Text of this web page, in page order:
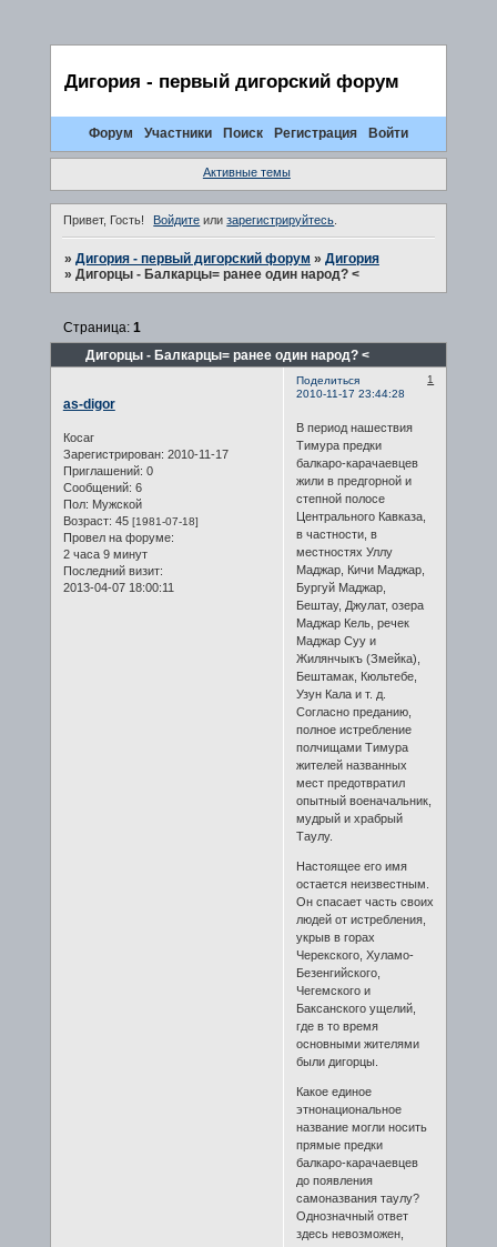
Дигория - первый дигорский форум
Форум Участники Поиск Регистрация Войти
Активные темы
Привет, Гость! Войдите илизарегистрируйтесь.
» Дигория - первый дигорский форум » Дигория
» Дигорцы - Балкарцы= ранее один народ? <
Дигорцы - Балкарцы= ранее один народ? <
Страница: 1
Поделиться
1
2010-11-17 23:44:28
as-digor
Косаг
Зарегистрирован: 2010-11-17
Приглашений: 0
Сообщений: 6
Пол: Мужской
Возраст: 45 [1981-07-18]
Провел на форуме:
2 часа 9 минут
Последний визит:
2013-04-07 18:00:11
B период нашествия
Тимура предки
балкаро-карачаевцев
жили в предгорной и
степной полосе
Центрального Кавказа,
в частности, в
местностях Уллу
Маджар, Кичи Маджар,
Бургуй Маджар,
Бештау, Джулат, озера
Маджар Кель, речек
Маджар Суу и
Жилянчыкъ (Змейка),
Бештамак, Кюльтебе,
Узун Кала и т. д.
Согласно преданию,
полное истребление
полчищами Тимура
жителей названных
мест предотвратил
опытный военачальник,
мудрый и храбрый
Таулу.
Настоящее его имя
остается неизвестным.
Он спасает часть своих
людей от истребления,
укрыв в горах
Черекского, Хуламо-
Безенгийского,
Чегемского и
Баксанского ущелий,
где в то время
основными жителями
были дигорцы.
Какое единое
этнонациональное
название могли носить
прямые предки
балкаро-карачаевцев
до появления
самоназвания таулу?
Однозначный ответ
здесь невозможен,